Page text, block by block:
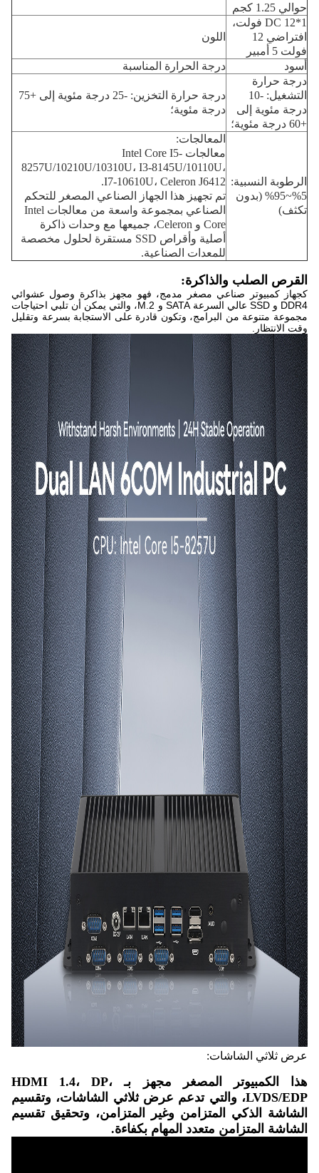
حوالي 1.25 كجم
1*DC 12 فولت،
افتراضي 12
فولت 5 أمبير
اللون
أسود
درجة الحرارة المناسبة
درجة حرارة
التشغيل: -10
درجة مئوية إلى
+60 درجة مئوية؛
درجة حرارة التخزين: -25 درجة مئوية إلى +75
درجة مئوية؛
الرطوبة النسبية:
5%~95% (بدون
تكثف)
المعالجات:
معالجات Intel Core I5-
8257U/10210U/10310U، I3-8145U/10110U،
I7-10610U، Celeron J6412.
تم تجهيز هذا الجهاز الصناعي المصغر للتحكم
الصناعي بمجموعة واسعة من معالجات Intel
Core و Celeron، جميعها مع وحدات ذاكرة
أصلية وأقراص SSD مستقرة لحلول مخصصة
للمعدات الصناعية.
القرص الصلب والذاكرة:
كجهاز كمبيوتر صناعي مصغر مدمج، فهو مجهز بذاكرة وصول عشوائي
DDR4 و SSD عالي السرعة SATA و M.2، والتي يمكن أن تلبي احتياجات
مجموعة متنوعة من البرامج، وتكون قادرة على الاستجابة بسرعة وتقليل
وقت الانتظار.
عرض ثلاثي الشاشات:
هذا الكمبيوتر المصغر مجهز بـ HDMI 1.4، DP،
LVDS/EDP، والتي تدعم عرض ثلاثي الشاشات، وتقسيم
الشاشة الذكي المتزامن وغير المتزامن، وتحقيق تقسيم
الشاشة المتزامن متعدد المهام بكفاءة.